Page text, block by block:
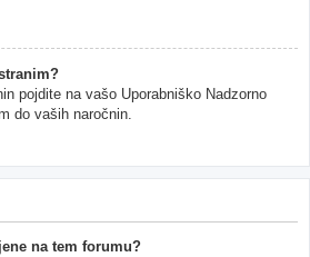
pojdite na vašo Uporabniško Nadzorno
do vaših naročnin.
na tem forumu?